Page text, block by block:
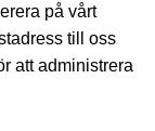
på vårt
till oss
att administrera